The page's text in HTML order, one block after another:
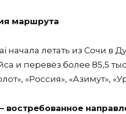
маршрута
начала летать из Сочи в
и перевёз более 85,5
«Россия», «Азимут»,
востребованное